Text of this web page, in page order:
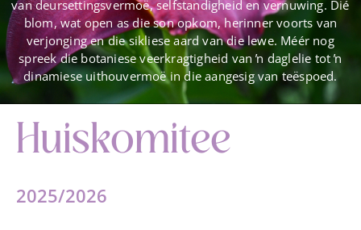
van deursettingsvermoë, selfstandigheid en vernuwing. Dié
blom, wat open as die son opkom, herinner voorts van
verjonging en die sikliese aard van die lewe. Méér nog
spreek die botaniese veerkragtigheid van ŉ daglelie tot ŉ
dinamiese uithouvermoë in die aangesig van teëspoed.
Huiskomitee
2025/2026